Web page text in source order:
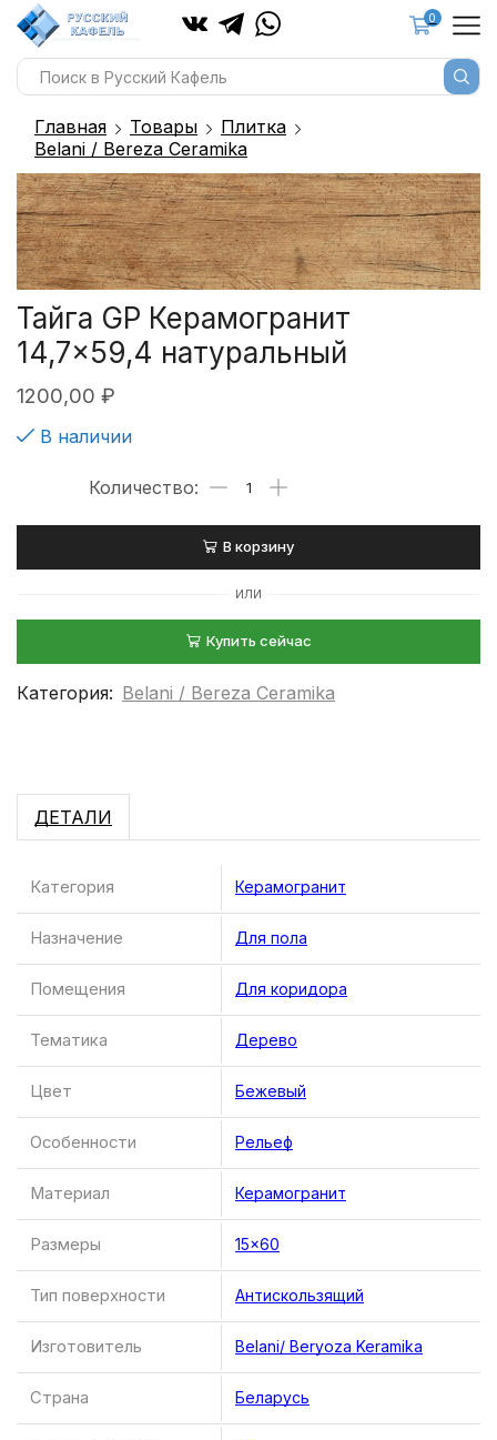
0
Главная Товары
Плитка
Belani / Bereza Ceramika
Тайга GP Керамогранит
14,7×59,4 натуральный
1200,00 ₽
В наличии
В корзину
ИЛИ
Купить сейчас
Категория: Belani / Bereza Ceramika
ДЕТАЛИ
Категория Керамогранит
Назначение Для пола
Помещения Для коридора
Тематика Дерево
Цвет Бежевый
Особенности Рельеф
Материал Керамогранит
Размеры 15×60
Тип поверхности Антискользящий
Изготовитель Belani/ Beryoza Keramika
Страна Беларусь